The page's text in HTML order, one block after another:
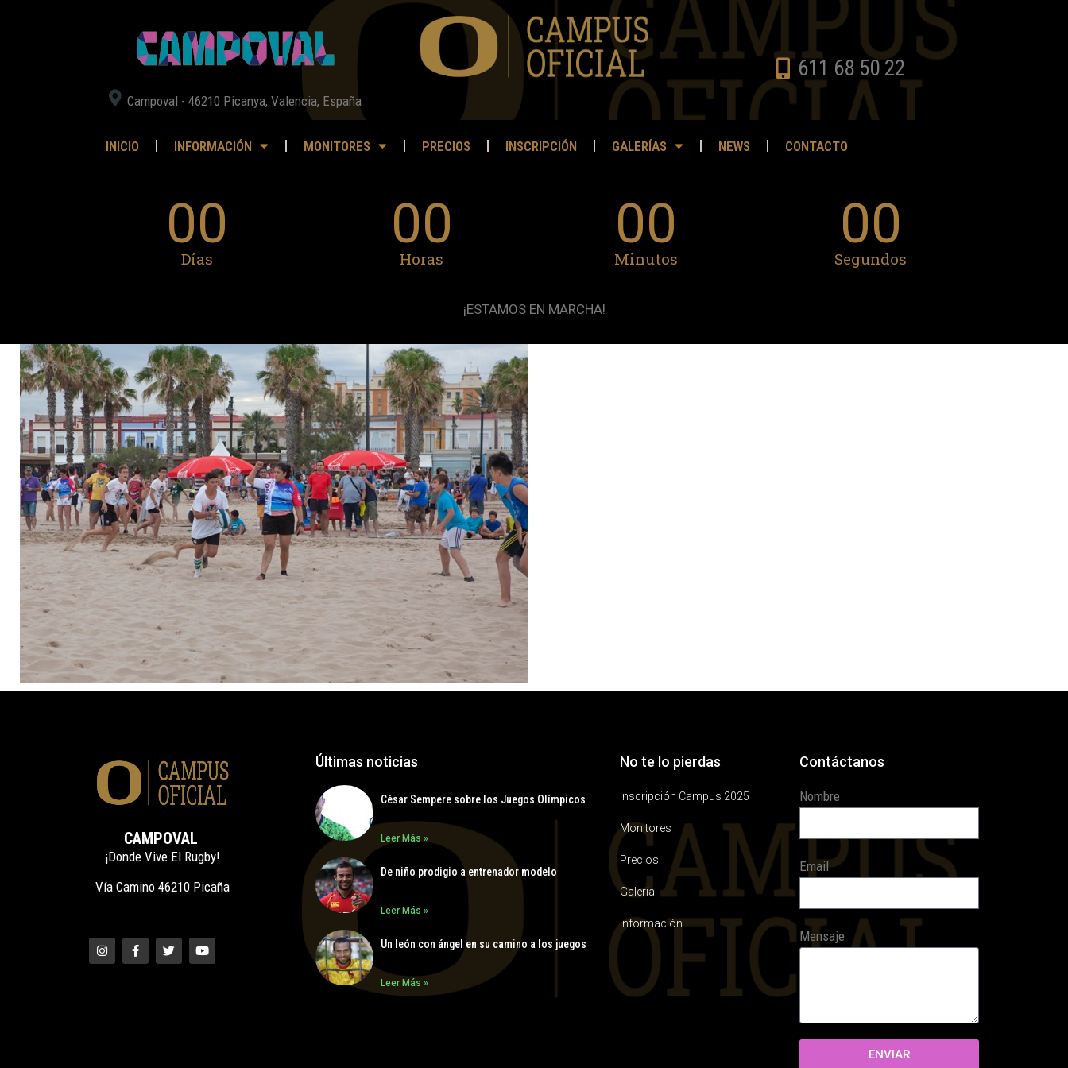
Campoval - 46210 Picanya, Valencia, España
611 68 50 22
INICIO INFORMACIÓN MONITORES PRECIOS INSCRIPCIÓN GALERÍAS NEWS CONTACTO
00
Días
00
Horas
00
Minutos
00
Segundos
¡ESTAMOS EN MARCHA!
CAMPOVAL
¡Donde Vive El Rugby!
Vía Camino 46210 Picaña
Últimas noticias
César Sempere sobre los Juegos Olímpicos
Leer Más »
De niño prodigio a entrenador modelo
Leer Más »
Un león con ángel en su camino a los juegos
Leer Más »
No te lo pierdas
Inscripción Campus 2025
Monitores
Precios
Galería
Información
Contáctanos
Nombre
Email
Mensaje
ENVIAR